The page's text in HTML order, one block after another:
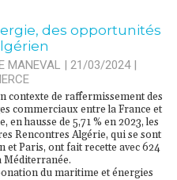
des opportunités
MANEVAL | 21/03/2024|
contexte de raffermissement des
commerciaux entre la France et
en hausse de 5,71 % en 2023, les
Rencontres Algérie, qui se sont
et Paris, ont fait recette avec 624
Méditerranée.
du maritime et énergies